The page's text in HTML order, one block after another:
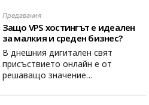
Предавания
Защо VPS хостингът е идеален
за малкия и среден бизнес?
В днешния дигитален свят
присъствието онлайн е от
решаващо значение…